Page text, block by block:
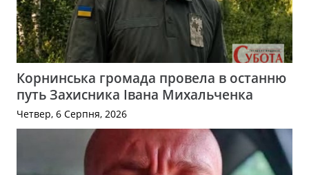
Корнинська громада провела в останню
путь Захисника Івана Михальченка
Четвер, 6 Серпня, 2026